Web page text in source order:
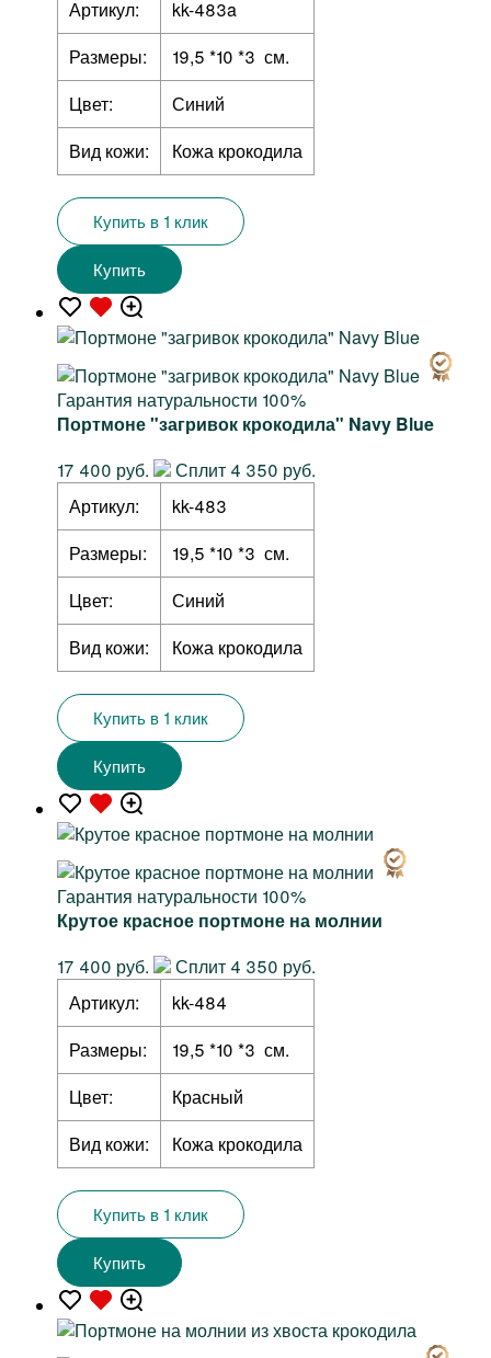
Артикул:
kk-483a
Размеры:
19,5 *10 *3 см.
Цвет:
Синий
Вид кожи:
Кожа крокодила
Купить в 1 клик
Купить
Гарантия натуральности 100%
Портмоне "загривок крокодила" Navy Blue
17 400 руб.
Сплит 4 350 руб.
Артикул:
kk-483
Размеры:
19,5 *10 *3 см.
Цвет:
Синий
Вид кожи:
Кожа крокодила
Купить в 1 клик
Купить
Гарантия натуральности 100%
Крутое красное портмоне на молнии
17 400 руб.
Сплит 4 350 руб.
Артикул:
kk-484
Размеры:
19,5 *10 *3 см.
Цвет:
Красный
Вид кожи:
Кожа крокодила
Купить в 1 клик
Купить